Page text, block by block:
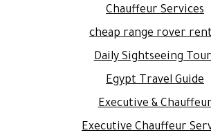
Chauffeur Services
cheap range rover
Daily Sightseeing
Egypt Travel Guide
Executive &
Executive Chauffeur